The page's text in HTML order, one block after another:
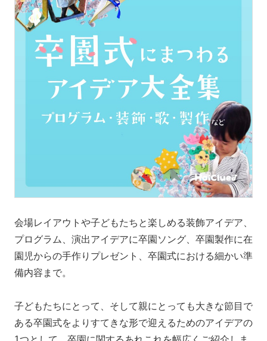
会場レイアウトや子どもたちと楽しめる装飾アイデア、
プログラム、演出アイデアに卒園ソング、卒園製作に在
園児からの手作りプレゼント、卒園式における細かい準
備内容まで。
子どもたちにとって、そして親にとっても大きな節目で
ある卒園式をよりすてきな形で迎えるためのアイデアの